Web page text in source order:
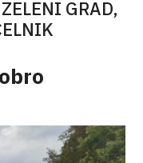
GRAD,